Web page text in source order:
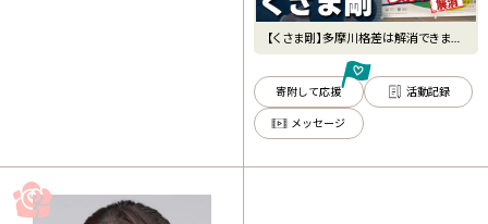
【くさま剛】多摩川格差は解消できま
す。地域を、日本をより強く
寄附して応援 活動記録
メッセージ